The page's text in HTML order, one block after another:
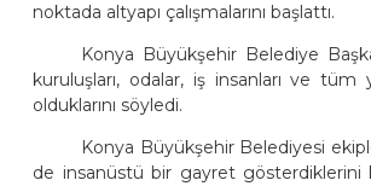
noktada altyapı çalışmalarını başlattı.
Konya Büyükşehir Belediye
kuruluşları, odalar, iş insanları ve
olduklarını söyledi.
Konya Büyükşehir Belediyesi
de insanüstü bir gayret gösterdiklerini